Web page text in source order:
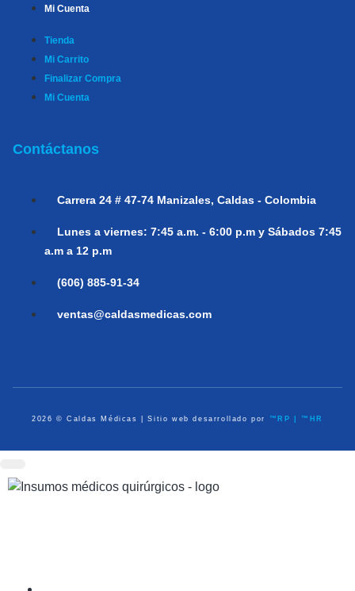
Mi Cuenta
Tienda
Mi Carrito
Finalizar Compra
Mi Cuenta
Contáctanos
Carrera 24 # 47-74 Manizales, Caldas - Colombia
Lunes a viernes: 7:45 a.m. - 6:00 p.m y Sábados 7:45
a.m a 12 p.m
(606) 885-91-34
ventas@caldasmedicas.com
2026 © Caldas Médicas | Sitio web desarrollado por ™RP | ™HR